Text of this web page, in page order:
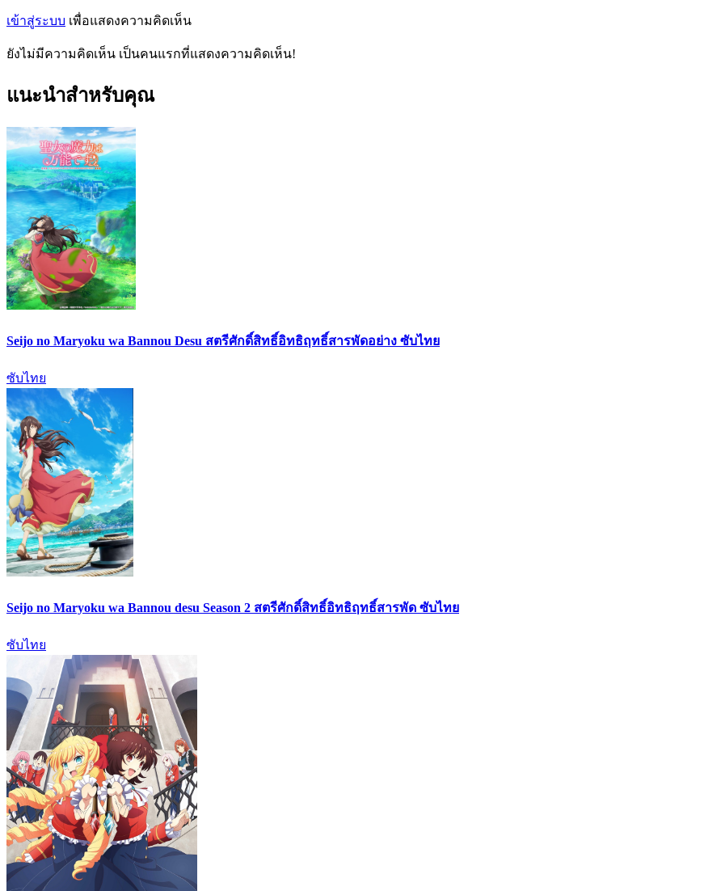
เข้าสู่ระบบ เพื่อแสดงความคิดเห็น
ยังไม่มีความคิดเห็น เป็นคนแรกที่แสดงความคิดเห็น!
แนะนำสำหรับคุณ
Seijo no Maryoku wa Bannou Desu สตรีศักดิ์สิทธิ์อิทธิฤทธิ์สารพัดอย่าง ซับไทย
ซับไทย
Seijo no Maryoku wa Bannou desu Season 2 สตรีศักดิ์สิทธิ์อิทธิฤทธิ์สารพัด ซับไทย
ซับไทย